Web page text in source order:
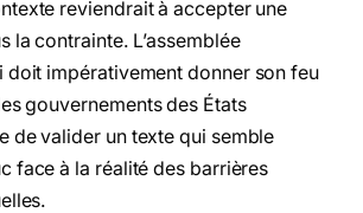
reviendrait à accepter une
la contrainte. L’assemblée
doit impérativement donner son feu
gouvernements des États
de valider un texte qui semble
face à la réalité des barrières